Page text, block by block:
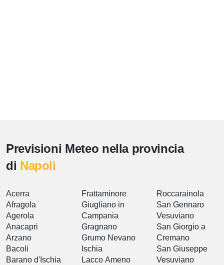
Previsioni Meteo nella provincia
di Napoli
Acerra
Afragola
Agerola
Anacapri
Arzano
Bacoli
Barano d'Ischia
Frattaminore
Giugliano in
Campania
Gragnano
Grumo Nevano
Ischia
Lacco Ameno
Roccarainola
San Gennaro
Vesuviano
San Giorgio a
Cremano
San Giuseppe
Vesuviano